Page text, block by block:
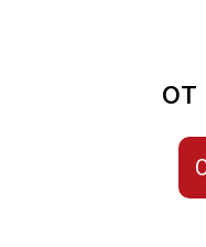
от